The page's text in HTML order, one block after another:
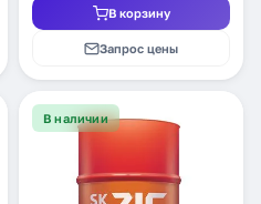
В корзину
Запрос цены
В наличии